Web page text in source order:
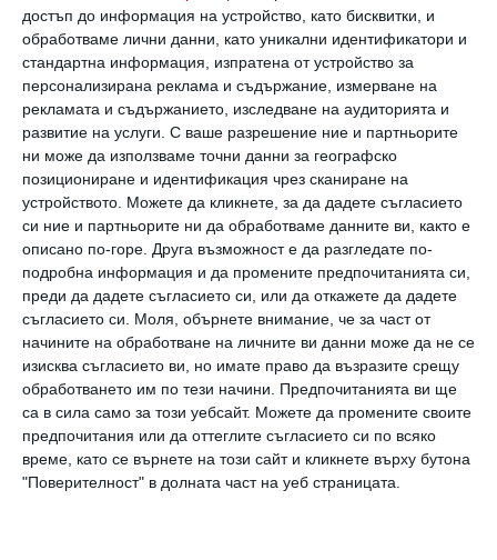
достъп до информация на устройство, като бисквитки, и
обработваме лични данни, като уникални идентификатори и
стандартна информация, изпратена от устройство за
персонализирана реклама и съдържание, измерване на
рекламата и съдържанието, изследване на аудиторията и
развитие на услуги. С ваше разрешение ние и партньорите
ни може да използваме точни данни за географско
позициониране и идентификация чрез сканиране на
устройството. Можете да кликнете, за да дадете съгласието
си ние и партньорите ни да обработваме данните ви, както е
описано по-горе. Друга възможност е да разгледате по-
подробна информация и да промените предпочитанията си,
преди да дадете съгласието си, или да откажете да дадете
съгласието си. Моля, обърнете внимание, че за част от
начините на обработване на личните ви данни може да не се
изисква съгласието ви, но имате право да възразите срещу
обработването им по тези начини. Предпочитанията ви ще
са в сила само за този уебсайт. Можете да промените своите
предпочитания или да оттеглите съгласието си по всяко
време, като се върнете на този сайт и кликнете върху бутона
"Поверителност" в долната част на уеб страницата.
упоритостта. Така че се въздържайте да
казвате:“Ти се справяш отлично, за мен
си най-умният!“
По-добре е да насърчите
самостоятелността му:„Ти днес се
подготви сам, толкова упорито се занимава!
Браво!“